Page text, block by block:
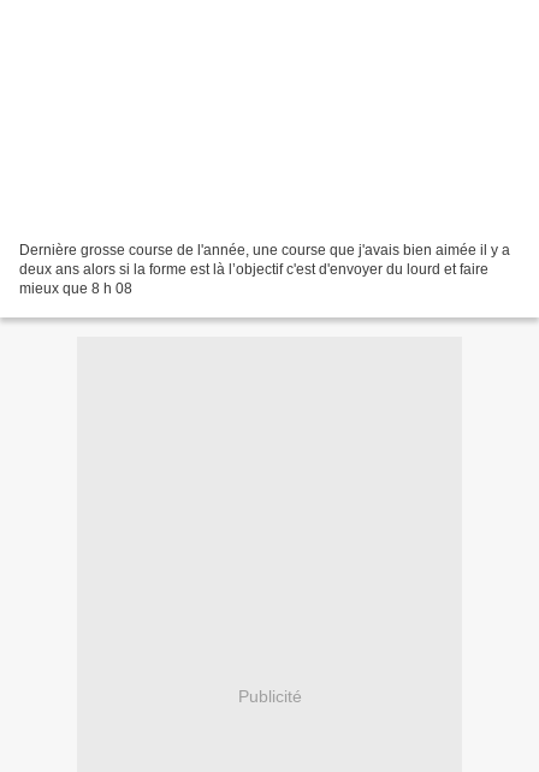
Dernière grosse course de l'année, une course que j'avais bien aimée il y a
deux ans alors si la forme est là l’objectif c'est d'envoyer du lourd et faire
mieux que 8 h 08
Publicité